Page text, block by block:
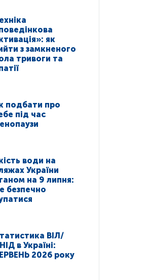
як
з замкненого
тривоги та
подбати про
під час
води на
України
на 9 липня:
безпечно
ВІЛ/
в Україні:
2026 року